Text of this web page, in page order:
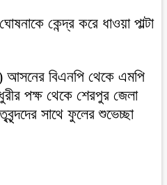
কেন্দ্র করে ধাওয়া পাল্টা
আসনের বিএনপি থেকে এমপি
পক্ষ থেকে শেরপুর জেলা
সাথে ফুলের শুভেচ্ছা